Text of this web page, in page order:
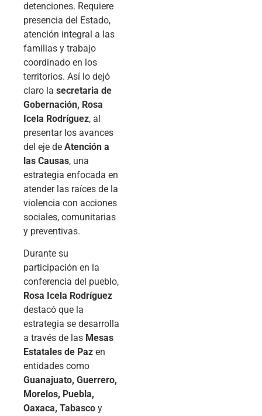
detenciones. Requiere
presencia del Estado,
atención integral a las
familias y trabajo
coordinado en los
territorios. Así lo dejó
claro la secretaria de
Gobernación, Rosa
Icela Rodríguez, al
presentar los avances
del eje de Atención a
las Causas, una
estrategia enfocada en
atender las raíces de la
violencia con acciones
sociales, comunitarias
y preventivas.
Durante su
participación en la
conferencia del pueblo,
Rosa Icela Rodríguez
destacó que la
estrategia se desarrolla
a través de las Mesas
Estatales de Paz en
entidades como
Guanajuato, Guerrero,
Morelos, Puebla,
Oaxaca, Tabasco y